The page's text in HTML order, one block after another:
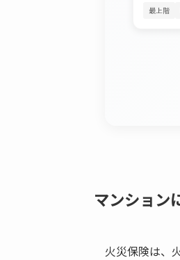
最上階
マンション
火災保険は、